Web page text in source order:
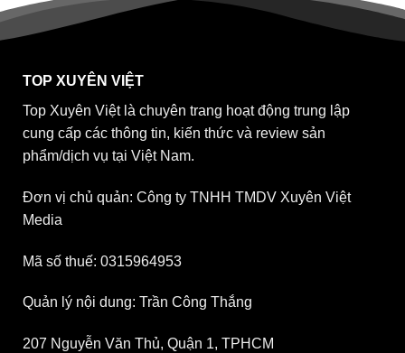
TOP XUYÊN VIỆT
Top Xuyên Việt là chuyên trang hoạt động trung lập
cung cấp các thông tin, kiến thức và review sản
phẩm/dịch vụ tại Việt Nam.
Đơn vị chủ quản: Công ty TNHH TMDV Xuyên Việt
Media
Mã số thuế: 0315964953
Quản lý nội dung: Trần Công Thắng
207 Nguyễn Văn Thủ, Quận 1, TPHCM